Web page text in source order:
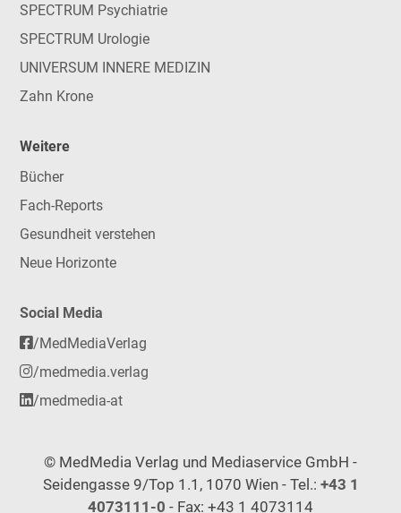
SPECTRUM Psychiatrie
SPECTRUM Urologie
UNIVERSUM INNERE MEDIZIN
Zahn Krone
Weitere
Bücher
Fach-Reports
Gesundheit verstehen
Neue Horizonte
Social Media
/MedMediaVerlag
/medmedia.verlag
/medmedia-at
© MedMedia Verlag und Mediaservice GmbH -
Seidengasse 9/Top 1.1, 1070 Wien - Tel.: +43 1
4073111-0 - Fax: +43 1 4073114